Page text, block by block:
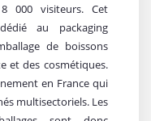
000 visiteurs. Cet
au packaging
de boissons
et des cosmétiques.
en France qui
multisectoriels. Les